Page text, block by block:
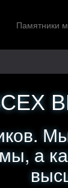
Памятники
а